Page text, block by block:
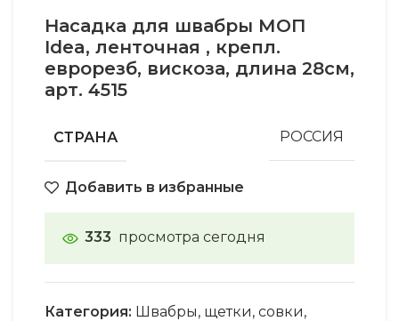
Насадка для швабры МОП
Idea, ленточная , крепл.
еврорезб, вискоза, длина 28см,
арт. 4515
СТРАНА РОССИЯ
Добавить в избранные
333 просмотра сегодня
Категория: Швабры, щетки, совки,